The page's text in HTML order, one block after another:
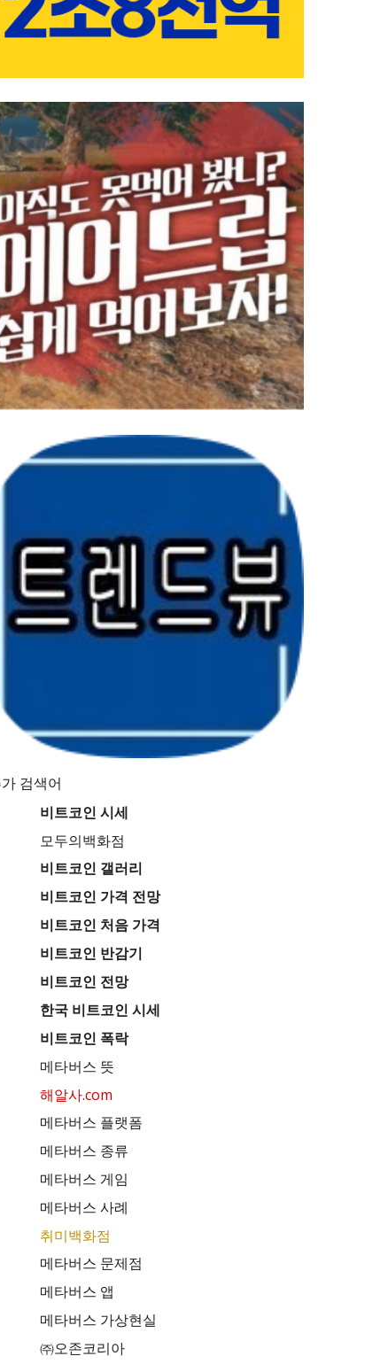
검색어
비트코인 시세
모두의백화점
비트코인 갤러리
비트코인 가격 전망
비트코인 처음 가격
비트코인 반감기
비트코인 전망
한국 비트코인 시세
비트코인 폭락
메타버스 뜻
해알사.com
메타버스 플랫폼
메타버스 종류
메타버스 게임
메타버스 사례
취미백화점
메타버스 문제점
메타버스 앱
메타버스 가상현실
㈜오존코리아